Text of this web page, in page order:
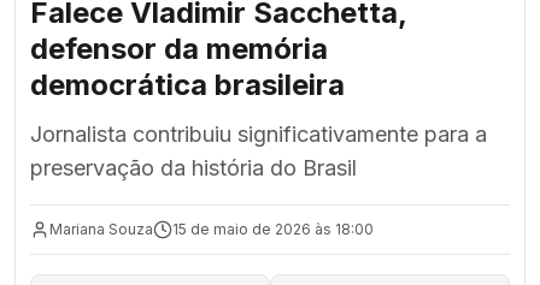
Falece Vladimir Sacchetta,
defensor da memória
democrática brasileira
Jornalista contribuiu significativamente para a
preservação da história do Brasil
Mariana Souza 15 de maio de 2026 às 18:00